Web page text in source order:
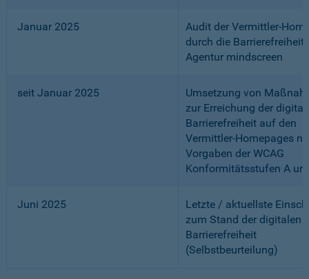
Januar 2025
Audit der Vermittler-
durch die
Agentur mindscreen
seit Januar 2025
Umsetzung von
zur Erreichung der
Barrierefreiheit auf den
Vermittler-Homepages
Vorgaben der WCAG
Konformitätsstufen A
Juni 2025
Letzte / aktuellste
zum Stand der digitalen
Barrierefreiheit
(Selbstbeurteilung)